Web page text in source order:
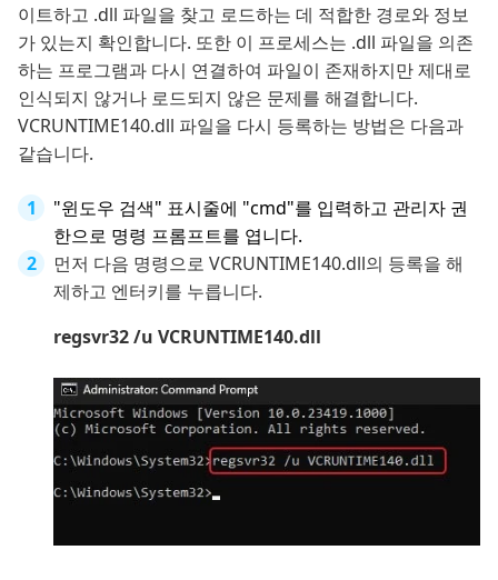
이트하고 .dll 파일을 찾고 로드하는 데 적합한 경로와 정보
가 있는지 확인합니다. 또한 이 프로세스는 .dll 파일을 의존
하는 프로그램과 다시 연결하여 파일이 존재하지만 제대로
인식되지 않거나 로드되지 않은 문제를 해결합니다.
VCRUNTIME140.dll 파일을 다시 등록하는 방법은 다음과
같습니다.
"윈도우 검색" 표시줄에 "cmd"를 입력하고 관리자 권
한으로 명령 프롬프트를 엽니다.
먼저 다음 명령으로 VCRUNTIME140.dll의 등록을 해
제하고 엔터키를 누릅니다.
regsvr32 /u VCRUNTIME140.dll